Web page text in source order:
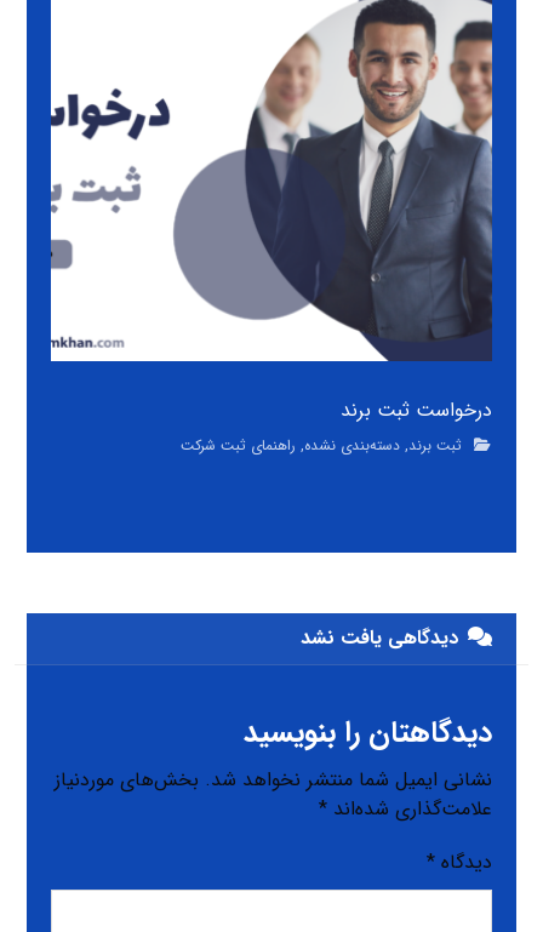
درخواست ثبت برند
ثبت برند,دسته‌بندی نشده, راهنمای ثبت شرکت
دیدگاهی یافت نشد
دیدگاهتان را بنویسید
نشانی ایمیل شما منتشر نخواهد شد. بخش‌های موردنیاز
علامت‌گذاری شده‌اند*
دیدگاه*